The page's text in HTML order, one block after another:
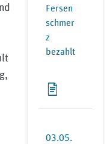
Fersen
schmer
z
bezahlt
03.05.